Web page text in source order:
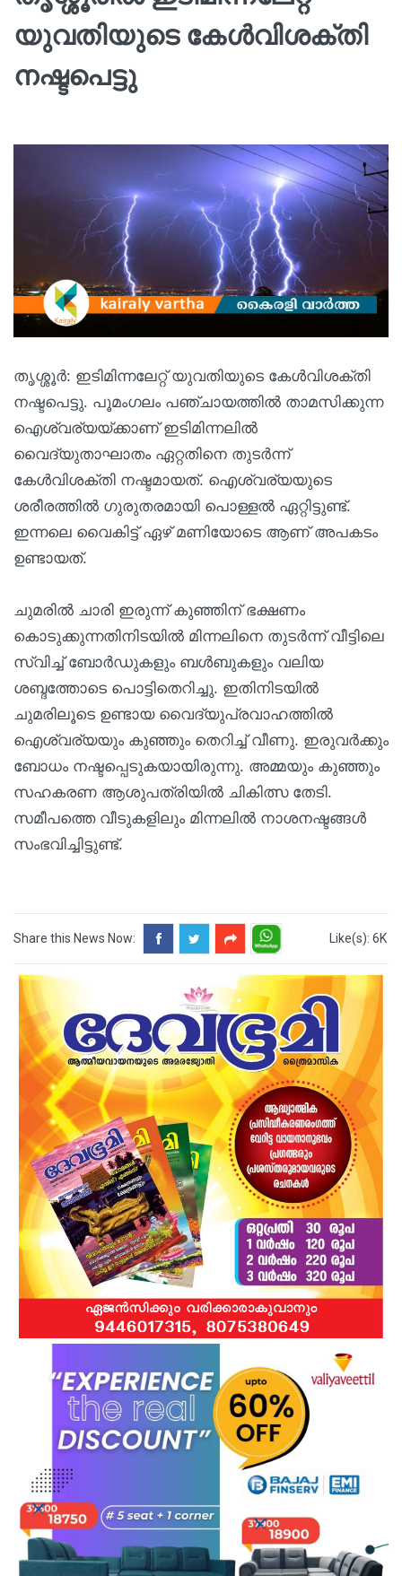
യുവതിയുടെ കേൾവിശക്തി
നഷ്ടപെട്ടു
തൃശ്ശൂ‍ർ: ഇടിമിന്നലേറ്റ് യുവതിയുടെ കേൾവിശക്തി
നഷ്ടപെട്ടു. പൂമംഗലം പഞ്ചായത്തിൽ താമസിക്കുന്ന
ഐശ്വര്യയ്ക്കാണ് ഇടിമിന്നലിൽ
വൈദ്യുതാഘാതം ഏറ്റതിനെ തുടർന്ന്
കേൾവിശക്തി നഷ്ടമായത്. ഐശ്വര്യയുടെ
ശരീരത്തിൽ ഗുരുതരമായി പൊള്ളല്‍ ഏറ്റിട്ടുണ്ട്.
ഇന്നലെ വൈകിട്ട് ഏഴ് മണിയോടെ ആണ് അപകടം
ഉണ്ടായത്.
ചുമരിൽ ചാരി ഇരുന്ന് കുഞ്ഞിന് ഭക്ഷണം
കൊടുക്കുന്നതിനിടയിൽ മിന്നലിനെ തുടർന്ന് വീട്ടിലെ
സ്വിച്ച് ബോർഡുകളും ബൾബുകളും വലിയ
ശബ്ദത്തോടെ പൊട്ടിതെറിച്ചു. ഇതിനിടയിൽ
ചുമരിലൂടെ ഉണ്ടായ വൈദ്യുപ്രവാഹത്തിൽ
ഐശ്വര്യയും കുഞ്ഞും തെറിച്ച് വീണു. ഇരുവർക്കും
ബോധം നഷ്ടപ്പെടുകയായിരുന്നു. അമ്മയും കുഞ്ഞും
സഹകരണ ആശുപത്രിയിൽ ചികിത്സ തേടി.
സമീപത്തെ വീടുകളിലും മിന്നലിൽ നാശനഷ്ടങ്ങൾ
സംഭവിച്ചിട്ടുണ്ട്.
Share this News Now: Like(s): 6K